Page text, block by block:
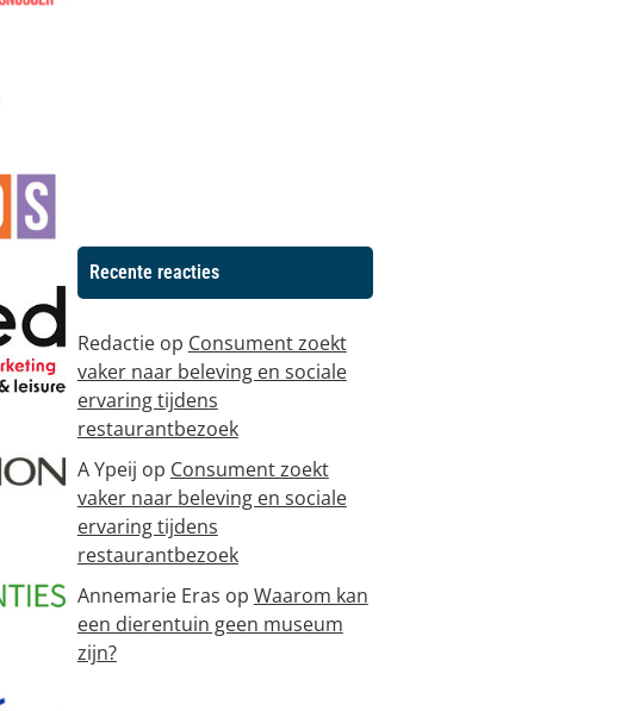
Recente reacties
Redactieop Consument zoekt
vaker naar beleving en sociale
ervaring tijdens
restaurantbezoek
A Ypeij op Consument zoekt
vaker naar beleving en sociale
ervaring tijdens
restaurantbezoek
Annemarie Eras op Waarom kan
een dierentuin geen museum
zijn?